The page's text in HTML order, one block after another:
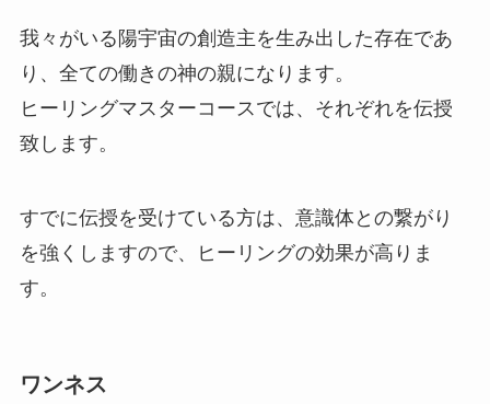
我々がいる陽宇宙の創造主を生み出した存在であ
り、全ての働きの神の親になります。
ヒーリングマスターコースでは、それぞれを伝授
致します。
すでに伝授を受けている方は、意識体との繋がり
を強くしますので、ヒーリングの効果が高りま
す。
ワンネス